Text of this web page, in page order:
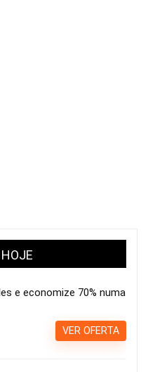
e economize 70% numa
VER OFERTA